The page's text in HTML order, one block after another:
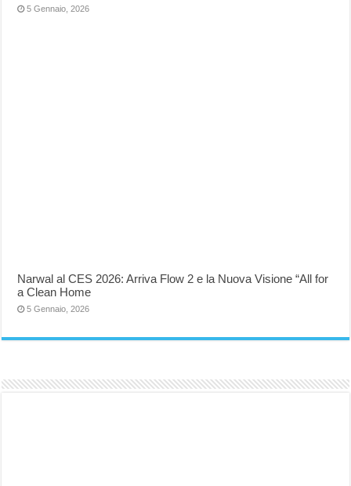
5 Gennaio, 2026
Narwal al CES 2026: Arriva Flow 2 e la Nuova Visione “All for
a Clean Home
5 Gennaio, 2026